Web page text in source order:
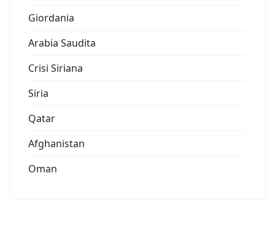
Giordania
Arabia Saudita
Crisi Siriana
Siria
Qatar
Afghanistan
Oman